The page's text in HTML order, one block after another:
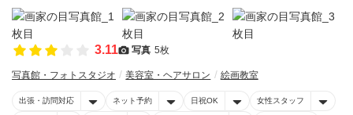
3.11 写真 5枚
写真館・フォトスタジオ 美容室・ヘアサロン 絵画教室
出張・訪問対応 ネット予約 日祝OK 女性スタッフ